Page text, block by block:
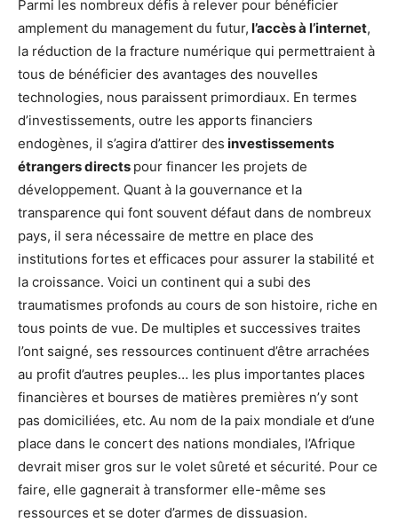
Parmi les nombreux défis à relever pour bénéficier
amplement du management du futur, l’accès à l’internet,
la réduction de la fracture numérique qui permettraient à
tous de bénéficier des avantages des nouvelles
technologies, nous paraissent primordiaux. En termes
d’investissements, outre les apports financiers
endogènes, il s’agira d’attirer des investissements
étrangers directs pour financer les projets de
développement. Quant à la gouvernance et la
transparence qui font souvent défaut dans de nombreux
pays, il sera nécessaire de mettre en place des
institutions fortes et efficaces pour assurer la stabilité et
la croissance. Voici un continent qui a subi des
traumatismes profonds au cours de son histoire, riche en
tous points de vue. De multiples et successives traites
l’ont saigné, ses ressources continuent d’être arrachées
au profit d’autres peuples… les plus importantes places
financières et bourses de matières premières n’y sont
pas domiciliées, etc. Au nom de la paix mondiale et d’une
place dans le concert des nations mondiales, l’Afrique
devrait miser gros sur le volet sûreté et sécurité. Pour ce
faire, elle gagnerait à transformer elle-même ses
ressources et se doter d’armes de dissuasion.